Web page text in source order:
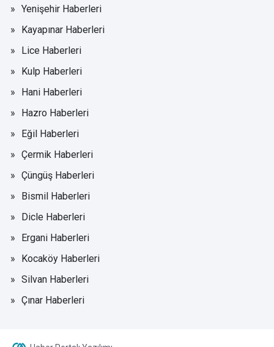
Yenişehir Haberleri
Kayapınar Haberleri
Lice Haberleri
Kulp Haberleri
Hani Haberleri
Hazro Haberleri
Eğil Haberleri
Çermik Haberleri
Çüngüş Haberleri
Bismil Haberleri
Dicle Haberleri
Ergani Haberleri
Kocaköy Haberleri
Silvan Haberleri
Çınar Haberleri